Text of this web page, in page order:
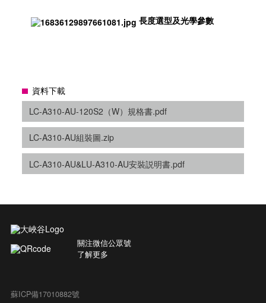
長度選型及光學參數
資料下載
LC-A310-AU-120S2（W）規格書.pdf
LC-A310-AU組裝圖.zip
LC-A310-AU&LU-A310-AU安裝説明書.pdf
關注微信公眾號
了解更多
蘇ICP備17010882號